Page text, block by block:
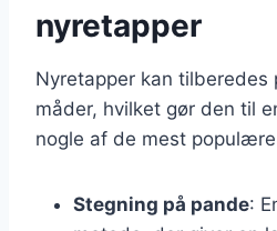
nyretapper
Nyretapper kan tilberedes
måder, hvilket gør den til
nogle af de mest
Stegning på pande: